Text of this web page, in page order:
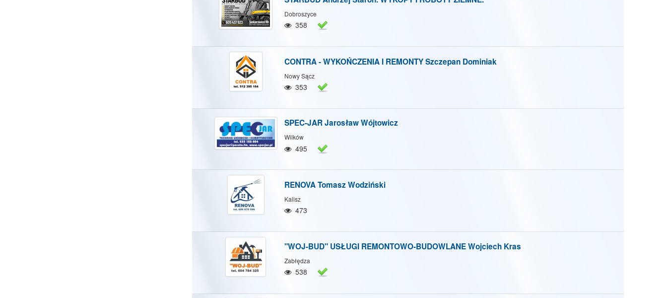
Dobroszyce
358
CONTRA - WYKOŃCZENIA I REMONTY Szczepan Dominiak
Nowy Sącz
353
SPEC-JAR Jarosław Wójtowicz
Wilków
495
RENOVA Tomasz Wodziński
Kalisz
473
"WOJ-BUD" USŁUGI REMONTOWO-BUDOWLANE Wojciech Kras
Zabłędza
538